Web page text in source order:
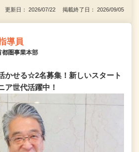
更新日： 2026/07/22 掲載終了日： 2026/09/05
導員
圏事業本部
かせる☆2名募集！新しいスタート
ア世代活躍中！